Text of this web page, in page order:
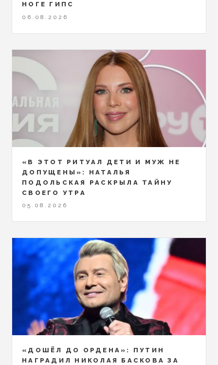
НОГЕ ГИПС
06.08.2026
«В ЭТОТ РИТУАЛ ДЕТИ И МУЖ НЕ
ДОПУЩЕНЫ»: НАТАЛЬЯ
ПОДОЛЬСКАЯ РАСКРЫЛА ТАЙНУ
СВОЕГО УТРА
05.08.2026
«ДОШЁЛ ДО ОРДЕНА»: ПУТИН
НАГРАДИЛ НИКОЛАЯ БАСКОВА ЗА